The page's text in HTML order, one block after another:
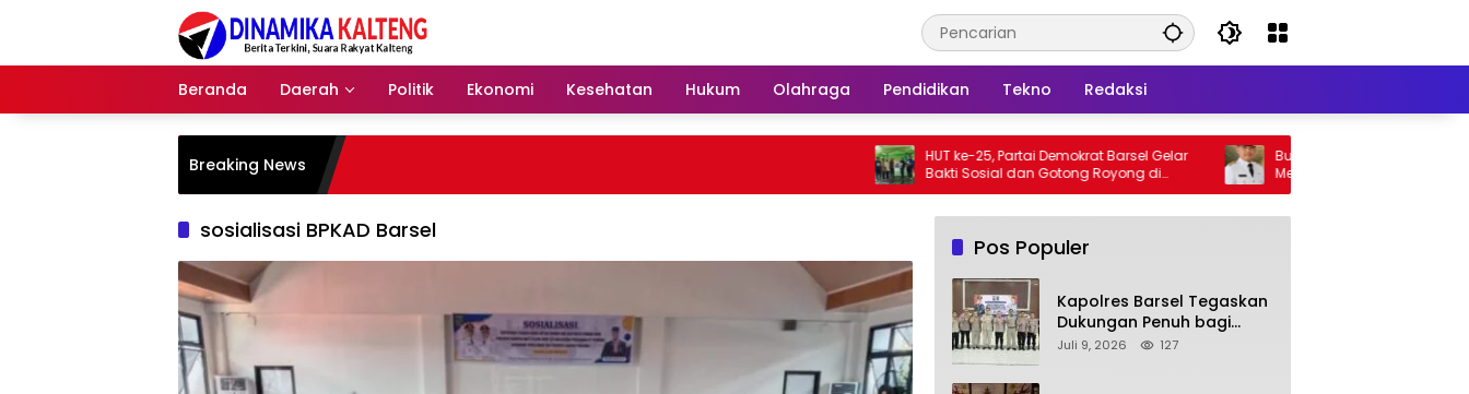
Beranda
Daerah Politik Ekonomi Kesehatan Hukum Olahraga Pendidikan Tekno Redaksi
Breaking News
HUT ke-25, Partai Demokrat Barsel Gelar
Bakti Sosial dan Gotong Royong di
Langgar Nurul Ashfiya
Bupati Barsel Imbau Warga Tidak
Membakar Hutan dan Lahan, Wujudkan
Barito Selatan Bebas Kabut Asap
sosialisasi BPKAD Barsel
Pos Populer
Kapolres Barsel Tegaskan
Dukungan Penuh bagi
Pengembangan KBPPP
Juli 9, 2026 127